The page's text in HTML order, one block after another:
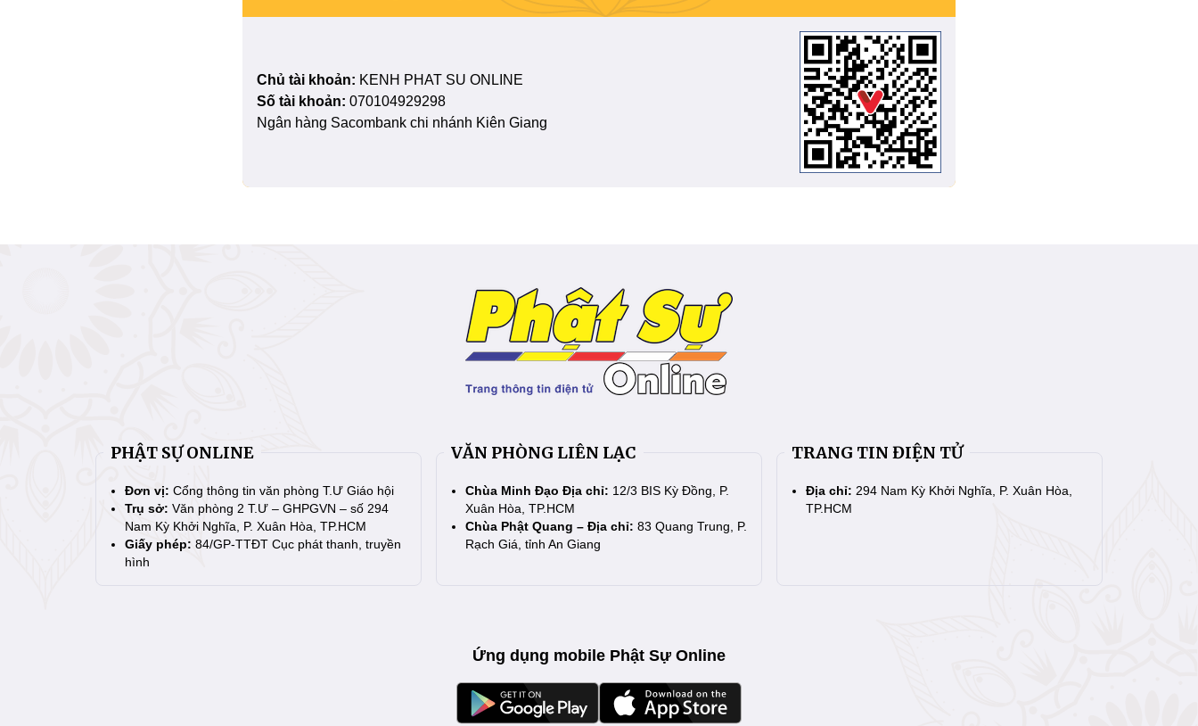
Chủ tài khoản: KENH PHAT SU ONLINE
Số tài khoản: 070104929298
Ngân hàng Sacombank chi nhánh Kiên Giang
PHẬT SỰ ONLINE
Đơn vị: Cổng thông tin văn phòng T.Ư Giáo hội
Trụ sở: Văn phòng 2 T.Ư – GHPGVN – số 294
Nam Kỳ Khởi Nghĩa, P. Xuân Hòa, TP.HCM
Giấy phép: 84/GP-TTĐT Cục phát thanh, truyền
hình
VĂN PHÒNG LIÊN LẠC
Chùa Minh Đạo Địa chỉ: 12/3 BIS Kỳ Đồng, P.
Xuân Hòa, TP.HCM
Chùa Phật Quang – Địa chỉ: 83 Quang Trung, P.
Rạch Giá, tỉnh An Giang
TRANG TIN ĐIỆN TỬ
Địa chỉ: 294 Nam Kỳ Khởi Nghĩa, P. Xuân Hòa,
TP.HCM
Ứng dụng mobile Phật Sự Online